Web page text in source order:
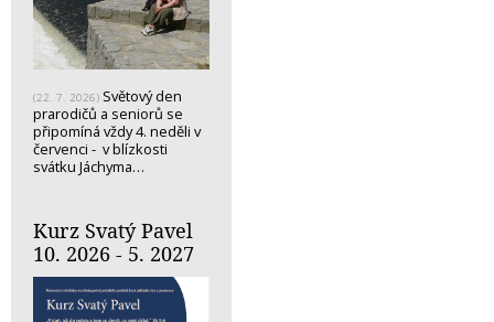
(22. 7. 2026) Světový den
prarodičů a seniorů se
připomíná vždy 4. neděli v
červenci - v blízkosti
svátku Jáchyma…
Kurz Svatý Pavel
10. 2026 - 5. 2027